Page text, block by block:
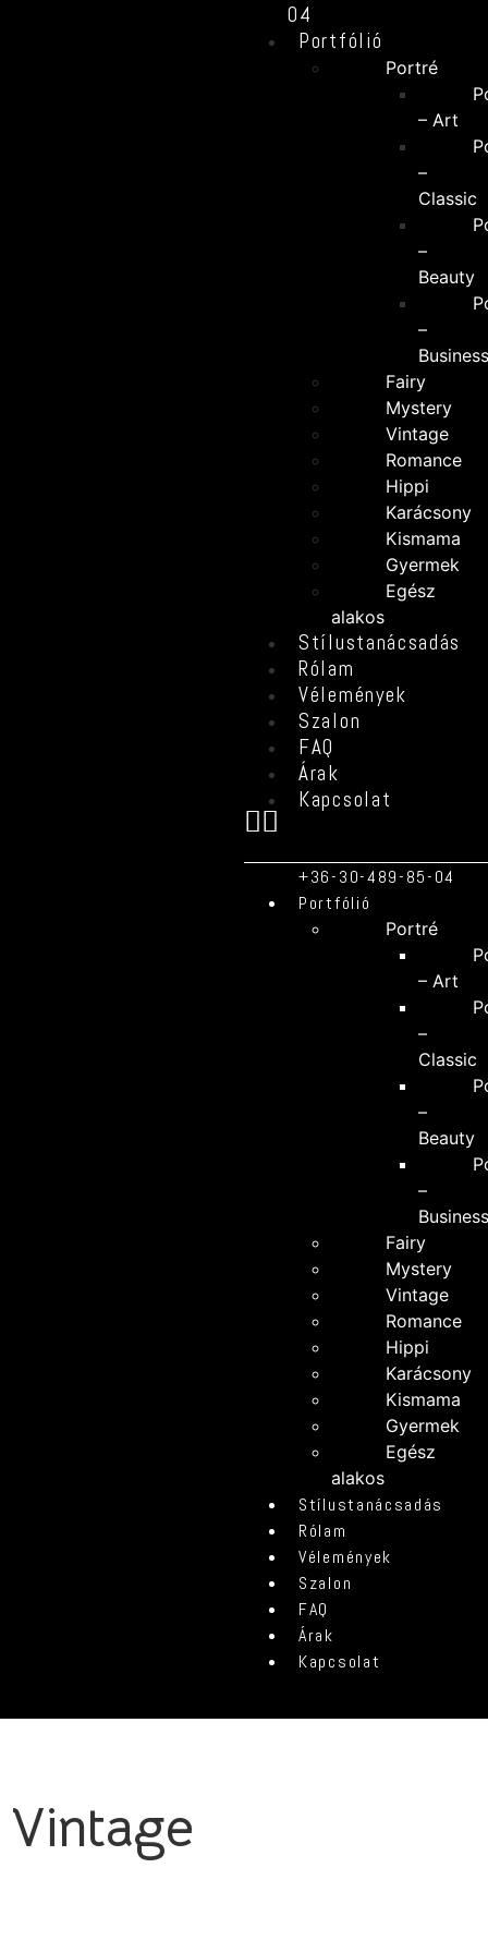
04
Portfólió
Portré
– Art
–
Classic
–
Beauty
–
Business
Fairy
Mystery
Vintage
Romance
Hippi
Karácsony
Kismama
Gyermek
Egész
alakos
Stílustanácsadás
Rólam
Vélemények
Szalon
FAQ
Árak
Kapcsolat
+36-30-489-85-04
Portfólió
Portré
– Art
–
Classic
–
Beauty
–
Business
Fairy
Mystery
Vintage
Romance
Hippi
Karácsony
Kismama
Gyermek
Egész
alakos
Stílustanácsadás
Rólam
Vélemények
Szalon
FAQ
Árak
Kapcsolat
Vintage